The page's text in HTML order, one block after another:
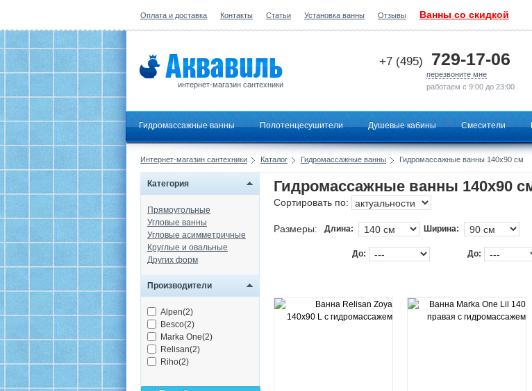
Оплата и доставка Контакты Статьи Установка ванны Отзывы Ванны со скидкой
интернет-магазин сантехники
+7 (495) 729-17-06
перезвоните мне
работаем с 9:00 до 23:00
Гидромассажные ванны Полотенцесушители Душевые кабины Смесители
Интернет-магазин сантехники Каталог Гидромассажные ванны Гидромассажные ванны 140х90 см
Категория
Прямоугольные
Угловые ванны
Угловые асимметричные
Круглые и овальные
Других форм
Производители
Alpen(2)
Besco(2)
Marka One(2)
Relisan(2)
Riho(2)
Гидромассажные ванны 140х90
Сортировать по:
Размеры: Длина: Ширина:
До: До: